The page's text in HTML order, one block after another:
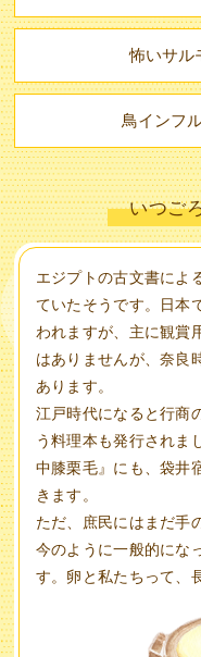
怖いサル
鳥インフ
いつご
エジプトの古文書によ
ていたそうです。日本
われますが、主に観賞
はありませんが、奈良
あります。
江戸時代になると行商
う料理本も発行されま
中膝栗毛』にも、袋井
きます。
ただ、庶民にはまだ手
今のように一般的にな
す。卵と私たちって、